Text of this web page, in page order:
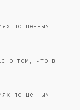
по ценным
о том, что в
по ценным